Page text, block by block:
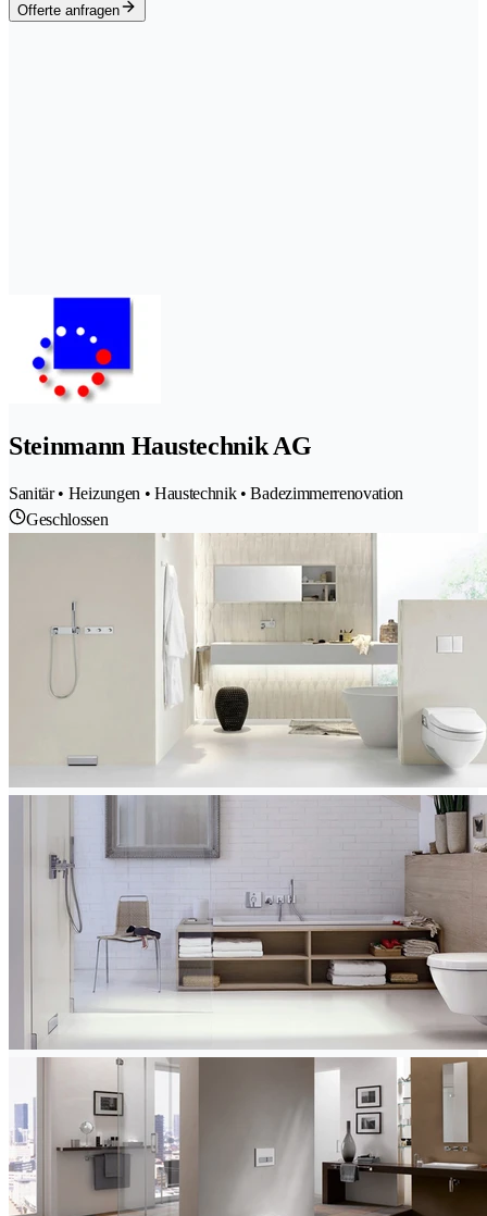
Offerte anfragen
Steinmann Haustechnik AG
Sanitär • Heizungen • Haustechnik • Badezimmerrenovation
Geschlossen